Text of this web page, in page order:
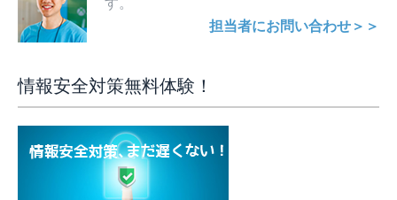
す。
担当者にお問い合わせ＞＞
情報安全対策無料体験！